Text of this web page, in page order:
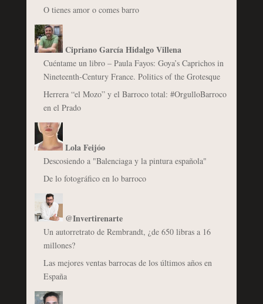
O tienes amor o comes barro
Cipriano García Hidalgo Villena
Cuéntame un libro – Paula Fayos: Goya’s Caprichos in
Nineteenth-Century France. Politics of the Grotesque
Herrera “el Mozo” y el Barroco total: #OrgulloBarroco
en el Prado
Lola Feijóo
Descosiendo a "Balenciaga y la pintura española"
De lo fotográfico en lo barroco
@Invertirenarte
Un autorretrato de Rembrandt, ¿de 650 libras a 16
millones?
Las mejores ventas barrocas de los últimos años en
España